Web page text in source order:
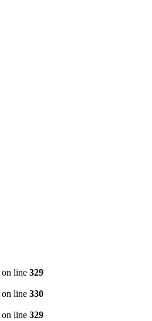
on line 329
on line 330
on line 329